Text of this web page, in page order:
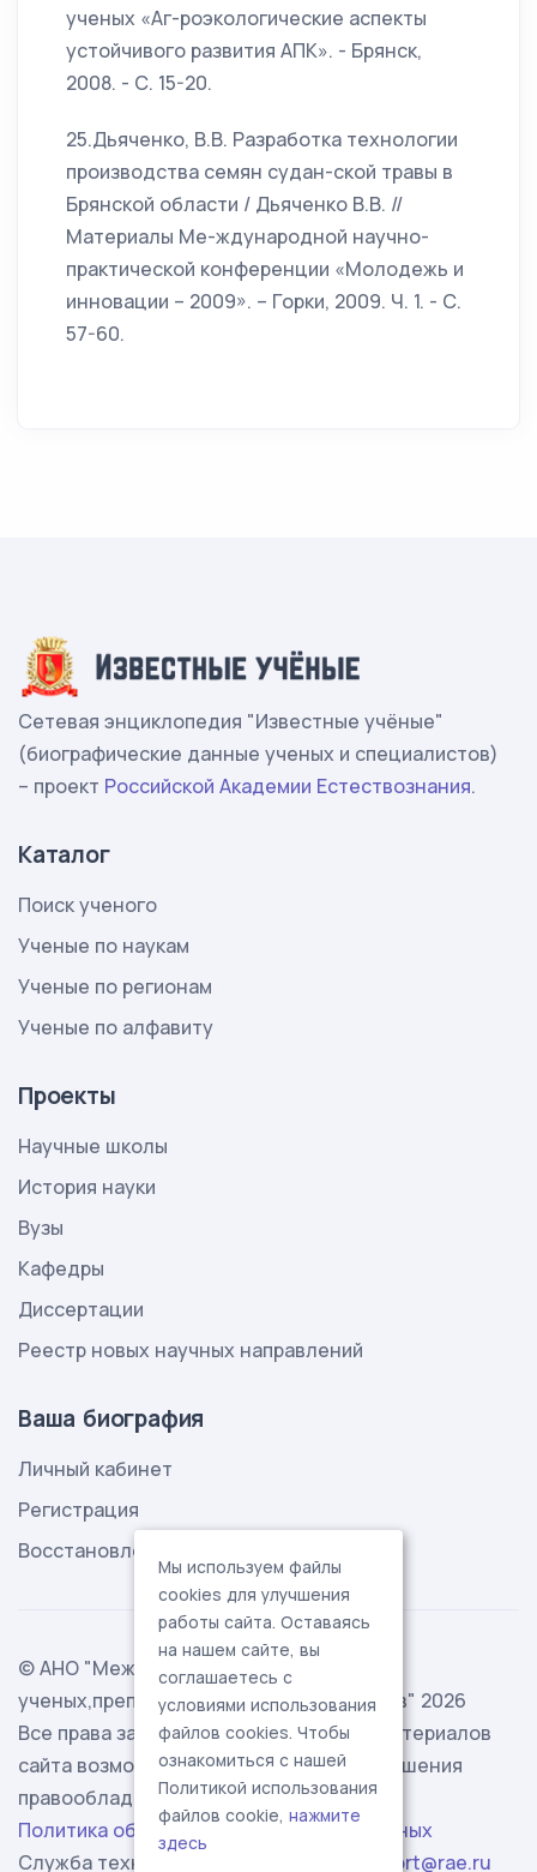
ученых «Аг-роэкологические аспекты
устойчивого развития АПК». - Брянск,
2008. - С. 15-20.
25.Дьяченко, В.В. Разработка технологии
производства семян судан-ской травы в
Брянской области / Дьяченко В.В. //
Материалы Ме-ждународной научно-
практической конференции «Молодежь и
инновации – 2009». – Горки, 2009. Ч. 1. - С.
57-60.
Сетевая энциклопедия "Известные учёные"
(биографические данные ученых и специалистов)
– проект Российской Академии Естествознания.
Каталог
Поиск ученого
Ученые по наукам
Ученые по регионам
Ученые по алфавиту
Проекты
Научные школы
История науки
Вузы
Кафедры
Диссертации
Реестр новых научных направлений
Ваша биография
Личный кабинет
Регистрация
Восстановление пароля
© АНО "Международная ассоциация
ученых,преподавателей и специалистов" 2026
Все права защищены. Использование материалов
сайта возможно исключительно с разрешения
правообладателя.
Политика обработки персональных данных
Служба технической поддержки -
support@rae.ru
Мы используем файлы
cookies для улучшения
работы сайта. Оставаясь
на нашем сайте, вы
соглашаетесь с
условиями использования
файлов cookies. Чтобы
ознакомиться с нашей
Политикой использования
файлов cookie, нажмите
здесь